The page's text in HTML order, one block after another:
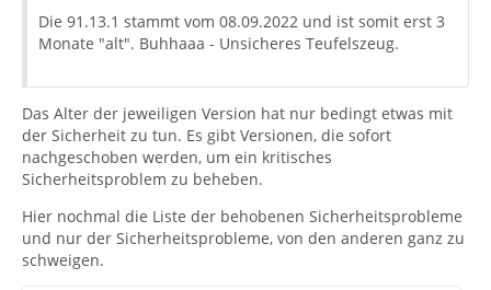
Die 91.13.1 stammt vom 08.09.2022 und ist somit erst 3
Monate "alt". Buhhaaa - Unsicheres Teufelszeug.
Das Alter der jeweiligen Version hat nur bedingt etwas mit
der Sicherheit zu tun. Es gibt Versionen, die sofort
nachgeschoben werden, um ein kritisches
Sicherheitsproblem zu beheben.
Hier nochmal die Liste der behobenen Sicherheitsprobleme
und nur der Sicherheitsprobleme, von den anderen ganz zu
schweigen.